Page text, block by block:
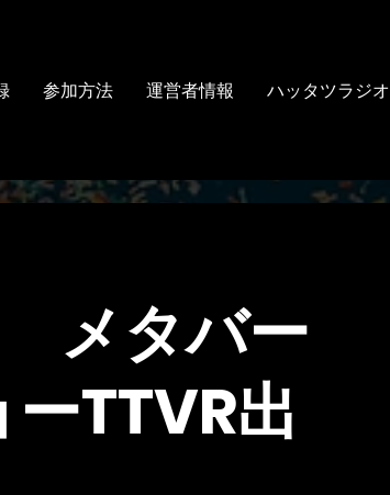
参加方法 運営者情報 ハッタツラジオ
メタバー
TTVR出